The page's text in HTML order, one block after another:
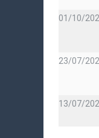
01/10/
23/07/
13/07/